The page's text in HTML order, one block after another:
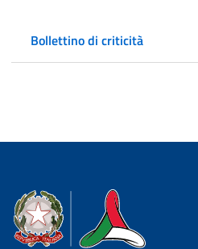
Bollettino di criticità
Dipartimento della